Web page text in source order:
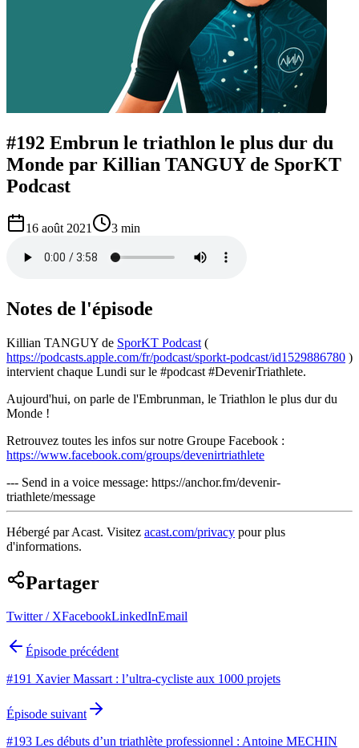
#192 Embrun le triathlon le plus dur du
Monde par Killian TANGUY de SporKT
Podcast
16 août 2021 3 min
Notes de l'épisode
Killian TANGUY de SporKT Podcast (
https://podcasts.apple.com/fr/podcast/sporkt-podcast/id1529886780 )
intervient chaque Lundi sur le #podcast #DevenirTriathlete.
Aujourd'hui, on parle de l'Embrunman, le Triathlon le plus dur du
Monde !
Retrouvez toutes les infos sur notre Groupe Facebook :
https://www.facebook.com/groups/devenirtriathlete
--- Send in a voice message: https://anchor.fm/devenir-
triathlete/message
Hébergé par Acast. Visitez acast.com/privacy pour plus
d'informations.
Partager
Twitter / XFacebookLinkedInEmail
Épisode précédent
#191 Xavier Massart : l’ultra-cycliste aux 1000 projets
Épisode suivant
#193 Les débuts d’un triathlète professionnel : Antoine MECHIN